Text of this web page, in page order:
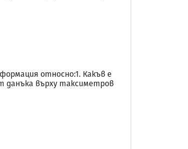
относно:1. Какъв е
данъка върху таксиметров